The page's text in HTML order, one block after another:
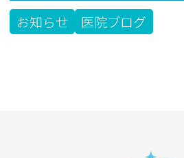
お知らせ 医院ブログ